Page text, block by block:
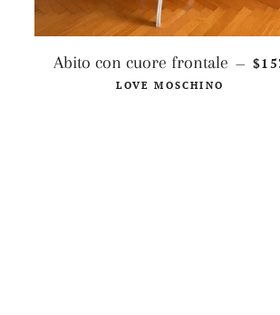
Abito con cuore frontale —
LOVE MOSCHINO